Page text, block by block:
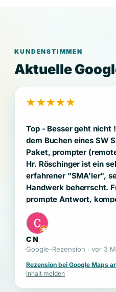
KUNDENSTIMMEN
Aktuelle
★★★★★
Top - Besser geht nicht ! Nach
dem Buchen eines SW
Paket, prompter
Hr. Röschinger ist ein
erfahrener "SMA'ler",
Handwerk beherrscht. Freundlich,
prompte Antwort,
Support ... Besser geht
C N
Google-Rezension · vor 3
Rezension bei Google Maps
Inhalt melden